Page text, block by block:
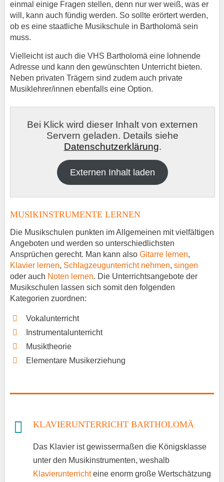
einmal einige Fragen stellen, denn nur wer weiß, was er
will, kann auch fündig werden. So sollte erörtert werden,
ob es eine staatliche Musikschule in Bartholomä sein
muss.
Vielleicht ist auch die VHS Bartholomä eine lohnende
Adresse und kann den gewünschten Unterricht bieten.
Neben privaten Trägern sind zudem auch private
Musiklehrer/innen ebenfalls eine Option.
Bei Klick wird dieser Inhalt von externen
Servern geladen. Details siehe
Datenschutzerklärung.
Externen Inhalt laden
MUSIKINSTRUMENTE LERNEN
Die Musikschulen punkten im Allgemeinen mit vielfältigen
Angeboten und werden so unterschiedlichsten
Ansprüchen gerecht. Man kann also Gitarre lernen,
Klavier lernen, Schlagzeugunterricht nehmen, singen
oder auch Noten lernen. Die Unterrichtsangebote der
Musikschulen lassen sich somit den folgenden
Kategorien zuordnen:
Vokalunterricht
Instrumentalunterricht
Musiktheorie
Elementare Musikerziehung
KLAVIERUNTERRICHT BARTHOLOMÄ
Das Klavier ist gewissermaßen die Königsklasse
unter den Musikinstrumenten, weshalb
Klavierunterrichteine enorm große Wertschätzung